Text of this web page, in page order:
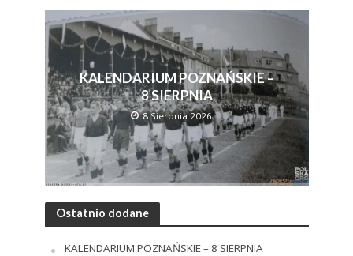
KALENDARIUM POZNAŃSKIE –
8 SIERPNIA
8 Sierpnia 2026
Ostatnio dodane
KALENDARIUM POZNAŃSKIE – 8 SIERPNIA